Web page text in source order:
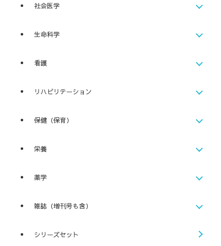
社会医学
生命科学
看護
リハビリテーション
保健（保育）
栄養
薬学
雑誌（増刊号も含）
シリーズセット